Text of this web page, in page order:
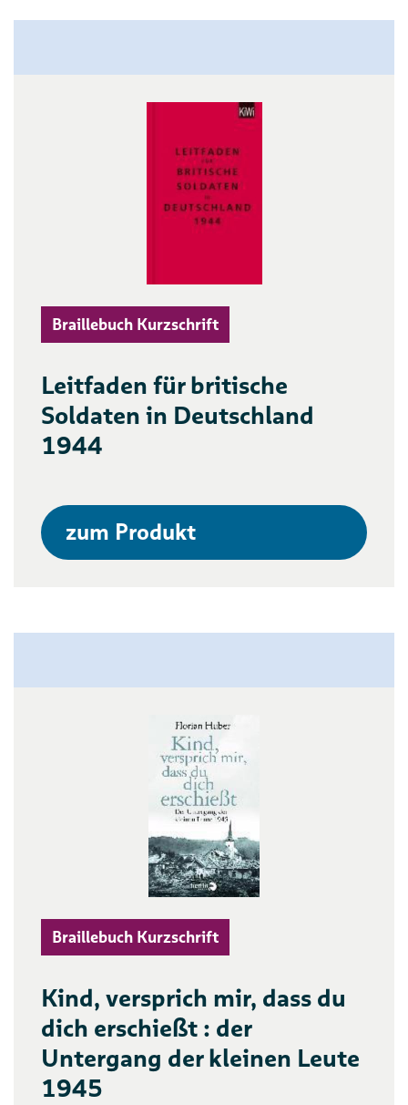
Braillebuch Kurzschrift
Leitfaden für britische
Soldaten in Deutschland
1944
zum Produkt
Braillebuch Kurzschrift
Kind, versprich mir, dass du
dich erschießt : der
Untergang der kleinen Leute
1945